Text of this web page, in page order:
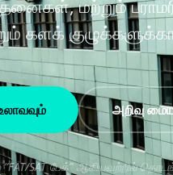
மற்றும்
களக்
அறிவு
“FAT/SAT பேக்” ஆகியவற்றில்